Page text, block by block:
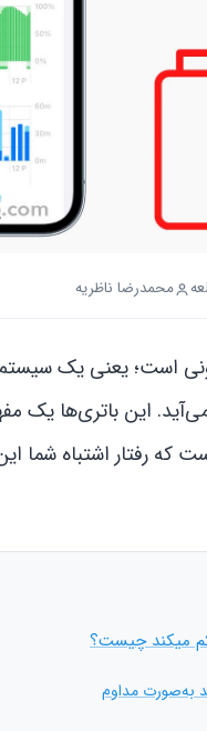
محمدرضا ناظریه
رفتار اشتباه شما
کم میکند چیست؟